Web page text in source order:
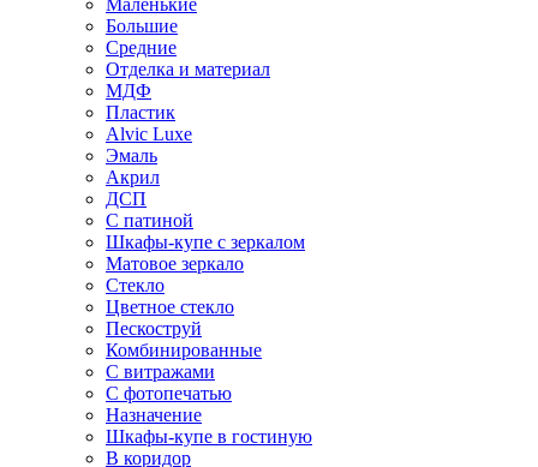
Маленькие
Большие
Средние
Отделка и материал
МДФ
Пластик
Alvic Luxe
Эмаль
Акрил
ДСП
С патиной
Шкафы-купе с зеркалом
Матовое зеркало
Стекло
Цветное стекло
Пескоструй
Комбинированные
С витражами
С фотопечатью
Назначение
Шкафы-купе в гостиную
В коридор